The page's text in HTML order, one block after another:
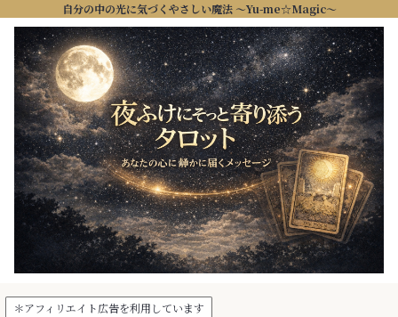
自分の中の光に気づくやさしい魔法 ～Yu-me☆Magic～
＊アフィリエイト広告を利用しています